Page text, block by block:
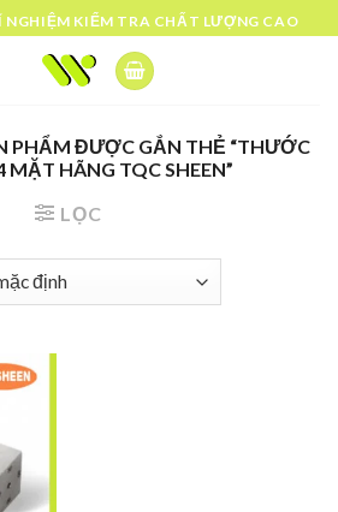
KIỂM TRA CHẤT LƯỢNG CAO
PHẨM ĐƯỢC GẮN THẺ “THƯỚC
MẶT HÃNG TQC SHEEN”
LỌC